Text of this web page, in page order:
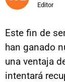
Editor
Este fin de
han ganado
una ventaja
intentará